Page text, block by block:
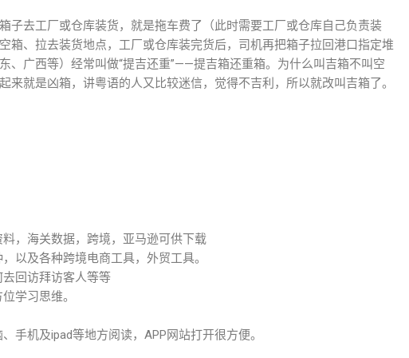
子去工厂或仓库装货，就是拖车费了（此时需要工厂或仓库自己负责装
箱、拉去装货地点，工厂或仓库装完货后，司机再把箱子拉回港口指定堆
、广西等）经常叫做“提吉还重”——提吉箱还重箱。为什么叫吉箱不叫空
来就是凶箱，讲粤语的人又比较迷信，觉得不吉利，所以就改叫吉箱了。
，海关数据，跨境，亚马逊可供下载
以及各种跨境电商工具，外贸工具。
回访拜访客人等等
学习思维。
手机及ipad等地方阅读，APP网站打开很方便。